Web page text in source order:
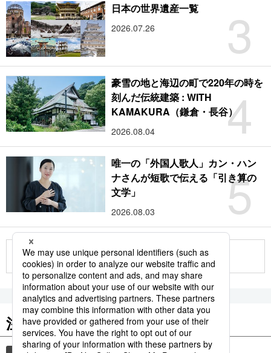
3
日本の世界遺産一覧
2026.07.26
4
豪雪の地と海辺の町で220年の時を
刻んだ伝統建築 : WITH
KAMAKURA（鎌倉・長谷）
2026.08.04
5
唯一の「外国人歌人」カン・ハン
ナさんが短歌で伝える「引き算の
文学」
2026.08.03
もっと見る
注目のキーワード